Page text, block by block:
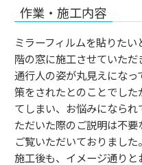
作業・施工内容
ミラーフィルムを貼りた
階の窓に施工させていた
通行人の姿が丸見えにな
策をされたとのことでし
てしまい、お悩みになら
ただいた際のご説明は不
ご覧いただいておりました
施工後も、イメージ通り